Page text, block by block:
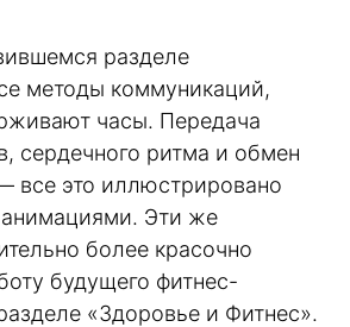
разделе
методы коммуникаций,
часы. Передача
сердечного ритма и обмен
все это иллюстрировано
Эти же
более красочно
будущего фитнес-
«Здоровье и Фитнес».